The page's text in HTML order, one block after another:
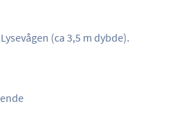
(ca 3,5 m dybde).